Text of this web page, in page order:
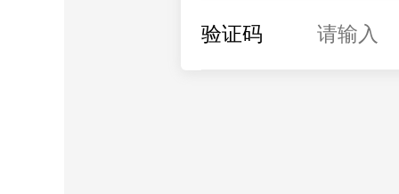
验证码